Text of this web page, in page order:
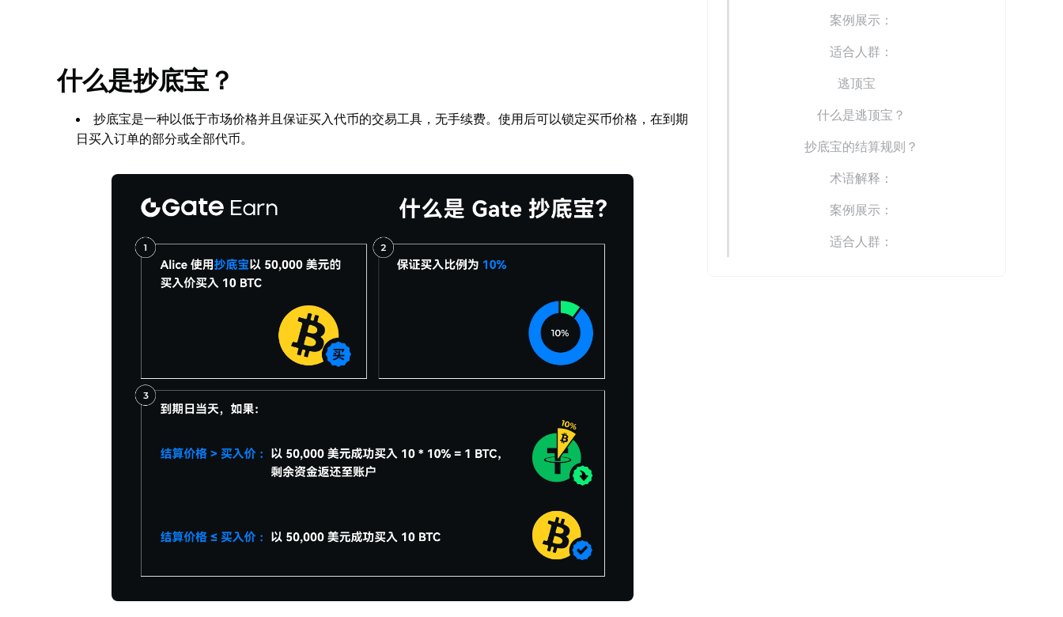
什么是抄底宝？
抄底宝是一种以低于市场价格并且保证买入代币的交易工具，无手续费。使用后可以锁定买币价格，在到期
日买入订单的部分或全部代币。
案例展示：
适合人群：
逃顶宝
什么是逃顶宝？
抄底宝的结算规则？
术语解释：
案例展示：
适合人群：